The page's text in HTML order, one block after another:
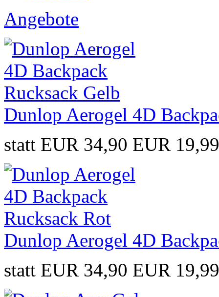
Angebote
Dunlop Aerogel 4D
statt EUR 34,90 EUR
Dunlop Aerogel 4D
statt EUR 34,90 EUR